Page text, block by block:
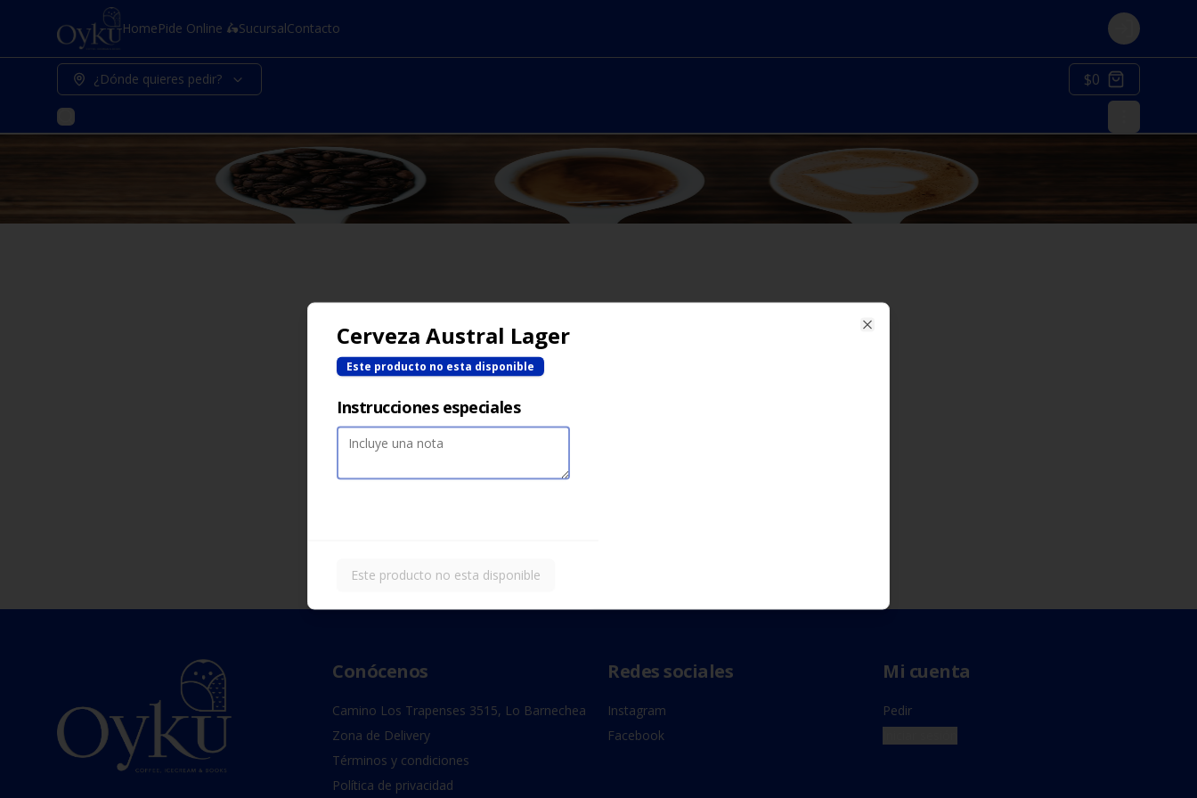
HomePide Online 🛵SucursalContacto Login
¿Dónde quieres pedir? $0
Conócenos
Camino Los Trapenses 3515, Lo Barnechea
Zona de Delivery
Términos y condiciones
Política de privacidad
Redes sociales
Instagram
Facebook
Mi cuenta
Pedir
Cerveza Austral Lager
Este producto no esta disponible
Instrucciones especiales
Este producto no esta disponible